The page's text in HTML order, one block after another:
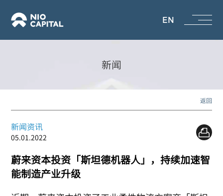
EN
新闻
返回
新闻资讯
05.01.2022
蔚来资本投资「斯坦德机器人」，持续加速智
能制造产业升级